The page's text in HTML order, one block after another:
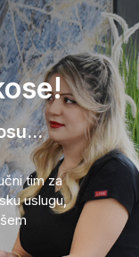
tim za
uslugu,